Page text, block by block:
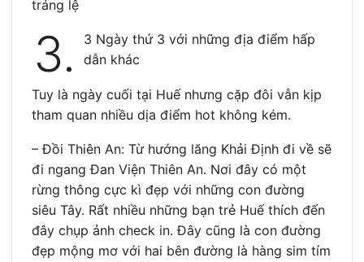
tráng lệ
3.
3 Ngày thứ 3 với những địa điểm hấp
dẫn khác
Tuy là ngày cuối tại Huế nhưng cặp đôi vẫn kịp
tham quan nhiều dịa điểm hot không kém.
– Đồi Thiên An: Từ hướng lăng Khải Định đi về sẽ
đi ngang Đan Viện Thiên An. Nơi đây có một
rừng thông cực kì đẹp với những con đường
siêu Tây. Rất nhiều những bạn trẻ Huế thích đến
đây chụp ảnh check in. Đây cũng là con đường
đẹp mộng mơ với hai bên đường là hàng sim tím